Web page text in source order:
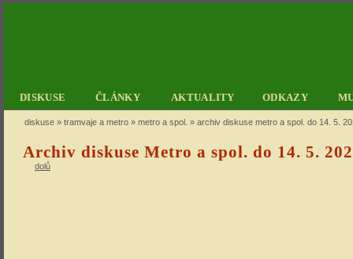
DISKUSE ČLÁNKY AKTUALITY ODKAZY
diskuse » tramvaje a metro » metro a spol. » archiv diskuse metro a spol. do 14. 5.
Archiv diskuse Metro a spol. do 14. 5.
dolů